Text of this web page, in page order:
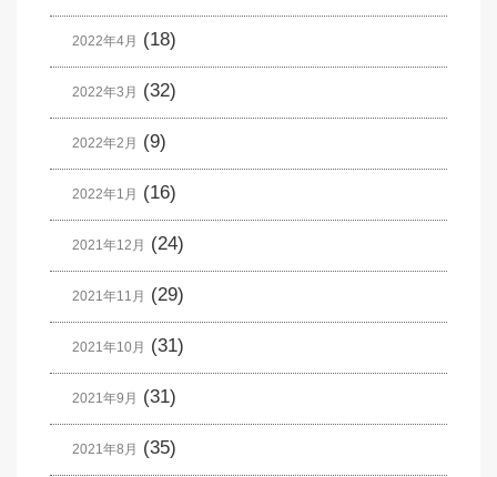
2022年4月 (18)
2022年3月 (32)
2022年2月 (9)
2022年1月 (16)
2021年12月 (24)
2021年11月 (29)
2021年10月 (31)
2021年9月 (31)
2021年8月 (35)